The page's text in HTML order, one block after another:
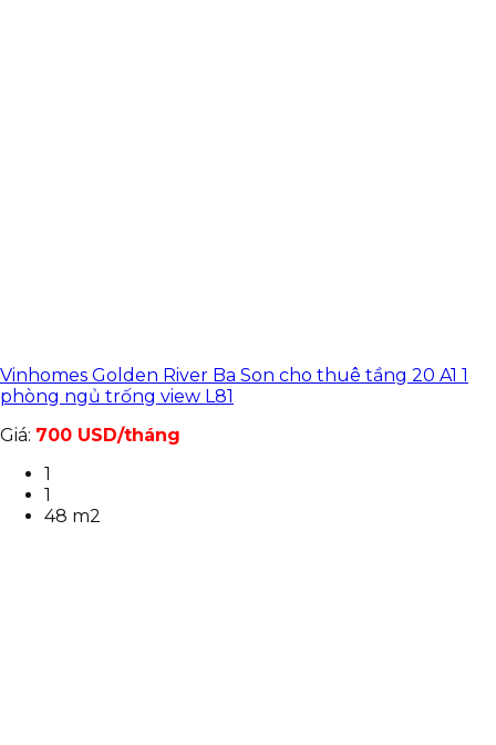
Vinhomes Golden River Ba Son cho thuê tầng 20 A1 1
phòng ngủ trống view L81
Giá: 700 USD/tháng
1
1
48 m2